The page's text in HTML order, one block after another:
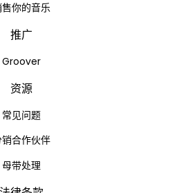
你的音乐
推广
Groover
资源
常见问题
合作伙伴
母带处理